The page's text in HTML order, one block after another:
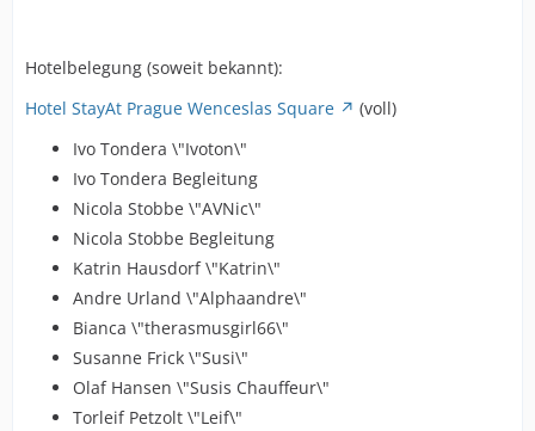
Hotelbelegung (soweit bekannt):
Hotel StayAt Prague Wenceslas Square
(voll)
Ivo Tondera \"Ivoton\"
Ivo Tondera Begleitung
Nicola Stobbe \"AVNic\"
Nicola Stobbe Begleitung
Katrin Hausdorf \"Katrin\"
Andre Urland \"Alphaandre\"
Bianca \"therasmusgirl66\"
Susanne Frick \"Susi\"
Olaf Hansen \"Susis Chauffeur\"
Torleif Petzolt \"Leif\"